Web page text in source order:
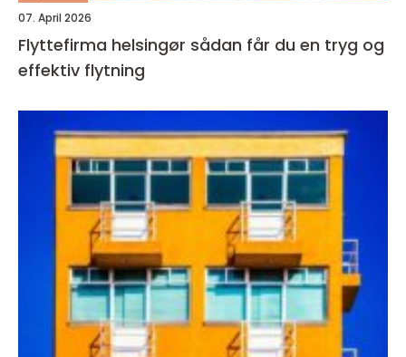
07. April 2026
Flyttefirma helsingør sådan får du en tryg og
effektiv flytning